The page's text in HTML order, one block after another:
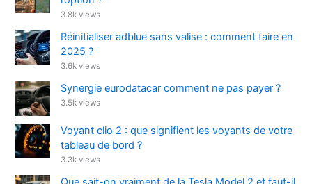
3.8k views
Réinitialiser adblue sans valise : comment faire en
2025 ?
3.6k views
Synergie eurodatacar comment ne pas payer ?
3.5k views
Voyant clio 2 : que signifient les voyants de votre
tableau de bord ?
3.3k views